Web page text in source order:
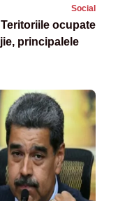
Social
ocupate
principalele